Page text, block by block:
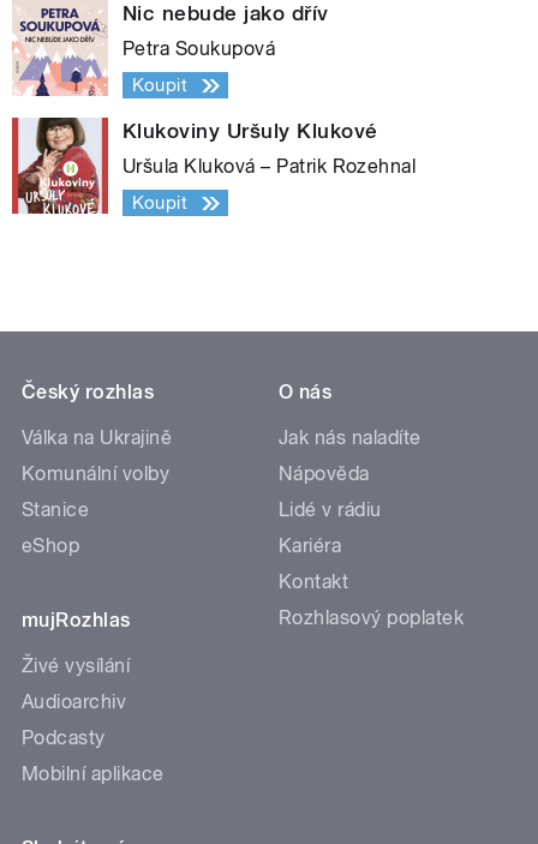
Nic nebude jako dřív
Petra Soukupová
Koupit
Klukoviny Uršuly Klukové
Uršula Kluková – Patrik Rozehnal
Koupit
Český rozhlas
Válka na Ukrajině
Komunální volby
Stanice
eShop
mujRozhlas
Živé vysílání
Audioarchiv
Podcasty
Mobilní aplikace
O nás
Jak nás naladíte
Nápověda
Lidé v rádiu
Kariéra
Kontakt
Rozhlasový poplatek